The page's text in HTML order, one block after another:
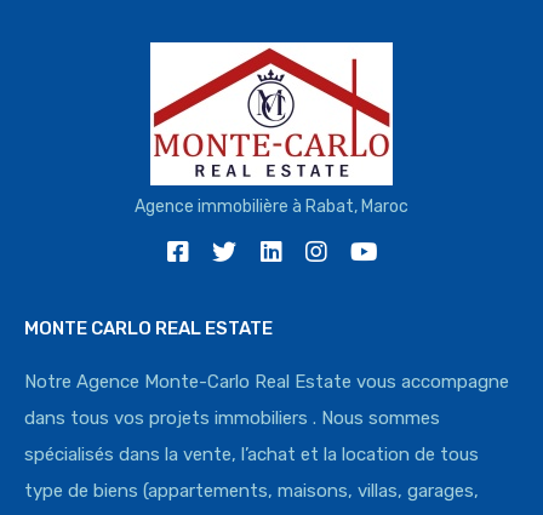
Agence immobilière à Rabat, Maroc
MONTE CARLO REAL ESTATE
Notre Agence Monte-Carlo Real Estate vous accompagne
dans tous vos projets immobiliers . Nous sommes
spécialisés dans la vente, l’achat et la location de tous
type de biens (appartements, maisons, villas, garages,